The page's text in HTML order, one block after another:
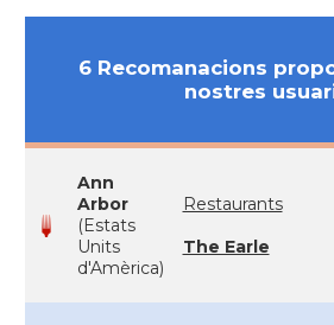
6 Recomanacions
nostres
Ann
Arbor
(Estats
Units
d'Amèrica)
Restaurants
The Earle